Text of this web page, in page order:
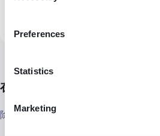
Preferences
Statistics
Marketing
在网上保护您的徽标 - 其他服务
除了反向图片搜索之外，您还可以：